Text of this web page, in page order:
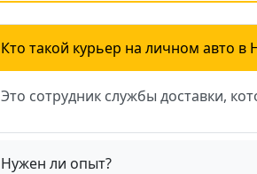
Кто такой курьер на личном авто в
Это сотрудник службы доставки,
Нужен ли опыт?